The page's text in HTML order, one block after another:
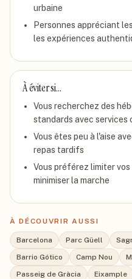
urbaine
Personnes appréciant
les expériences
À éviter si…
Vous recherchez des
standards avec services
Vous êtes peu à l'aise
repas tardifs
Vous préférez limiter
minimiser la marche
À DÉCOUVRIR AUSSI
Barcelona Parc Güell
Barrio Gótico
Camp Nou
Passeig de Gràcia
Eixample